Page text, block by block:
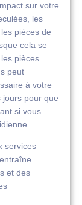
sur votre
les
pièces de
cela se
pièces
peut
à votre
jours pour que
si vous
services
et des